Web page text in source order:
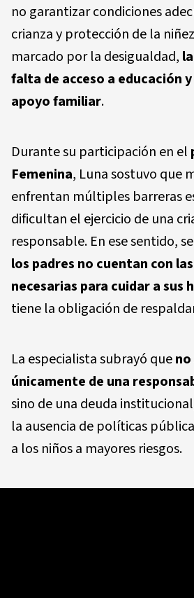
no garantizar condiciones
crianza y protección de la
marcado por la desigualdad,
falta de acceso a educación
apoyo familiar.
Durante su participación en el
Femenina, Luna sostuvo que
enfrentan múltiples barreras
dificultan el ejercicio de una
responsable. En ese sentido,
los padres no cuentan con
necesarias para cuidar a sus
tiene la obligación de
La especialista subrayó que
únicamente de una
sino de una deuda
la ausencia de políticas
a los niños a mayores riesgos.